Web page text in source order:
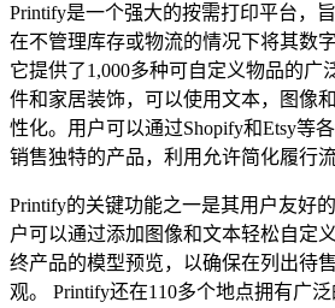
Printify是一个强大的按需打印平台，
在不管理库存或物流的情况下将其数
它提供了1,000多种可自定义物品的广
件和家居装饰，可以使用文本，图像
性化。用户可以通过Shopify和Etsy等
销售独特的产品，利用允许简化履行流
Printify的关键功能之一是其用户友好
户可以通过添加图像和文本轻松自定
终产品的模型预览，以确保在列出待
观。 Printify还在110多个地点拥有广